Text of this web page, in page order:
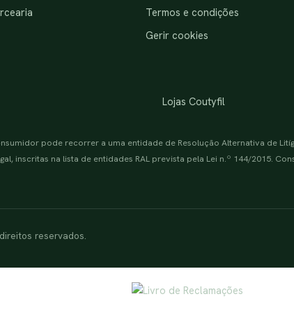
Termos e condições
Gerir cookies
Lojas Coutyfil
pode recorrer a uma entidade de Resolução Alternativa de
inscritas na lista de entidades RAL prevista pela Lei n.º 144/2015.
reservados.